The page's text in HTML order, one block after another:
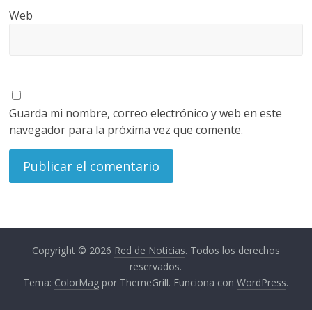
Web
Guarda mi nombre, correo electrónico y web en este
navegador para la próxima vez que comente.
Copyright © 2026 Red de Noticias. Todos los derechos
reservados.
Tema: ColorMag por ThemeGrill. Funciona conWordPress.